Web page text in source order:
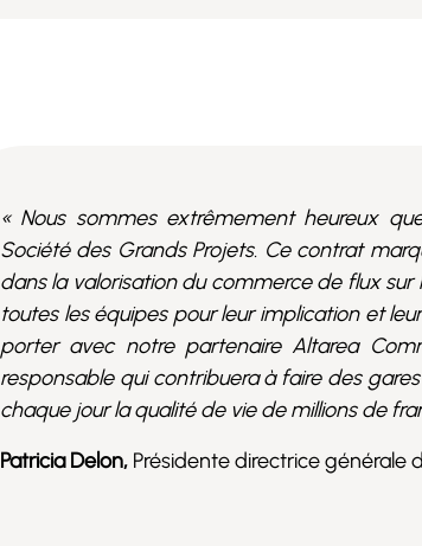
« Nous sommes extrêmement heureux
Société des Grands Projets. Ce contrat
dans la valorisation du commerce de flux sur
toutes les équipes pour leur implication et
porter avec notre partenaire Altarea
responsable qui contribuera à faire des
chaque jour la qualité de vie de millions de
Patricia Delon, Présidente directrice générale